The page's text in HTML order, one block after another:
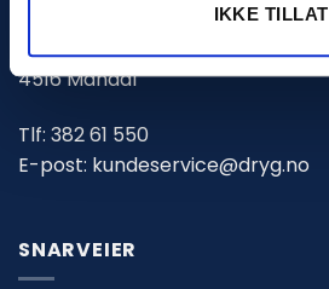
IKKE TILLAT
Marnarveien 123
4516 Mandal
Tlf: 382 61 550
E-post: kundeservice@dryg.no
SNARVEIER